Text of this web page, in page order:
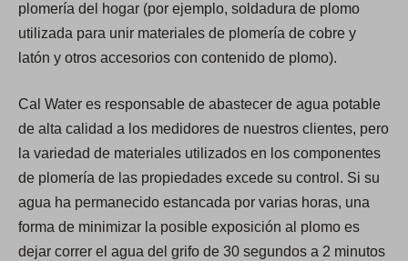
plomería del hogar (por ejemplo, soldadura de plomo
utilizada para unir materiales de plomería de cobre y
latón y otros accesorios con contenido de plomo).
Cal Water es responsable de abastecer de agua potable
de alta calidad a los medidores de nuestros clientes, pero
la variedad de materiales utilizados en los componentes
de plomería de las propiedades excede su control. Si su
agua ha permanecido estancada por varias horas, una
forma de minimizar la posible exposición al plomo es
dejar correr el agua del grifo de 30 segundos a 2 minutos